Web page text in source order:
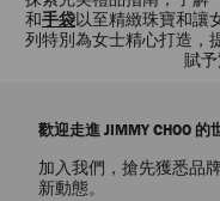
和手袋以至精緻珠寶和讓
列特別為女士精心打造，
賦予
歡迎走進 JIMMY CHOO 的
加入我們，搶先獲悉品
新動態。